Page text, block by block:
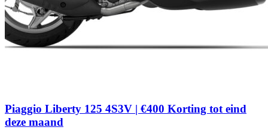
Piaggio Liberty 125 4S3V | €400 Korting tot eind
deze maand